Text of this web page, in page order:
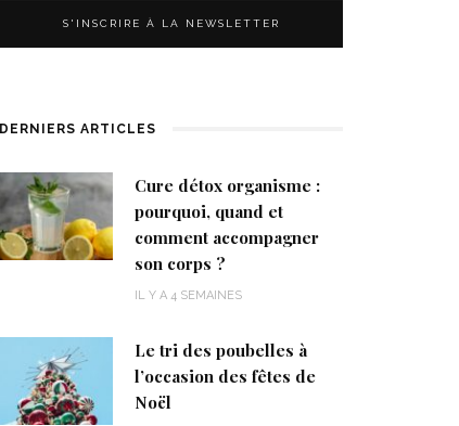
DERNIERS ARTICLES
Cure détox organisme :
pourquoi, quand et
comment accompagner
son corps ?
IL Y A 4 SEMAINES
Le tri des poubelles à
l’occasion des fêtes de
Noël